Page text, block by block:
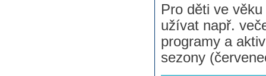
Pro děti ve
užívat např.
programy a
sezony